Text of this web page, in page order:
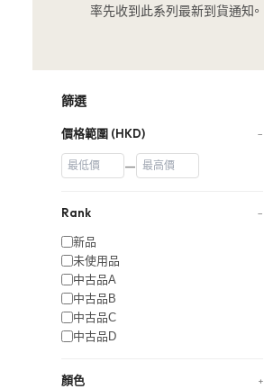
率先收到此系列最新到貨通知。
篩選
價格範圍 (HKD) −
—
Rank −
新品
未使用品
中古品A
中古品B
中古品C
中古品D
顏色 +